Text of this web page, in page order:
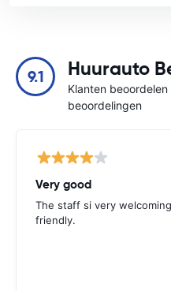
9.1 Huurauto
Klanten
beoordelingen
Very good
The staff si very
friendly.